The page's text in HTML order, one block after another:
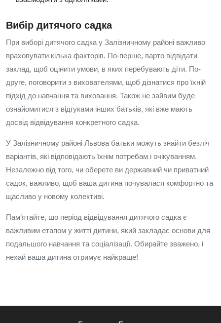
Вибір дитячого садка
При виборі дитячого садка у Залізничному районі важливо
враховувати кілька факторів. По-перше, варто відвідати
заклад, щоб оцінити умови, в яких перебувають діти. По-
друге, поговорити з вихователями, щоб дізнатися про їхній
підхід до навчання та виховання. Також не зайвим буде
ознайомитися з відгуками інших батьків, які вже мають
досвід відвідування конкретного садка.
У Залізничному районі Львова батьки можуть знайти безліч
варіантів, які відповідають їхнім потребам і очікуванням.
Незалежно від того, чи оберете ви державний чи приватний
садок, важливо, щоб ваша дитина почувалася комфортно та
щасливо у новому колективі.
Пам’ятайте, що період відвідування дитячого садка є
важливим етапом у житті дитини, який закладає основи для
подальшого навчання та соціалізації. Обирайте зважено, і
нехай ваша дитина отримує найкраще!